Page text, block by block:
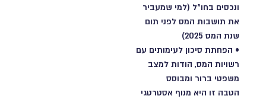
ונכסים בחו"ל (למי שמעביר
את תושבות המס לפני תום
שנת המס 2025)
•️ הפחתת סיכון לעימותים עם
רשויות המס, הודות למצב
משפטי ברור ומבוסס
הטבה זו היא מנוף אסטרטגי